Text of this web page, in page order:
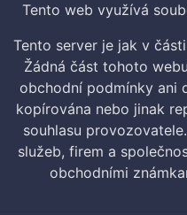
Tento web využívá
Tento server je jak v
Žádná část tohoto
obchodní podmínky ani
kopírována nebo jinak
souhlasu
služeb, firem a
obchodními